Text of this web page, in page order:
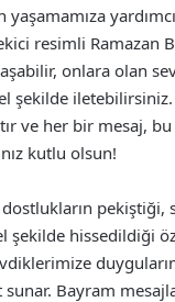
resimli Ramazan
onlara olan
şekilde iletebilirsiniz.
ve her bir mesaj, bu
kutlu olsun!
dostlukların pekiştiği,
şekilde hissedildiği
Bayram